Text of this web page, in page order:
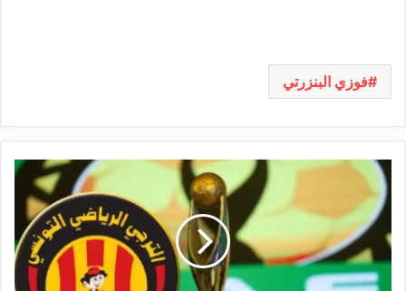
فوزي البنزرتي
رابطة
أبطال
افريقيا
(قرعة
مرحلة
المجموعات)